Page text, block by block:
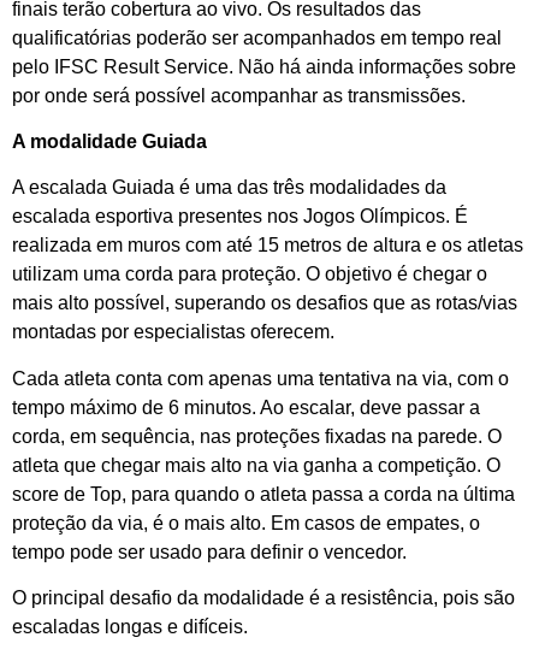
finais terão cobertura ao vivo. Os resultados das
qualificatórias poderão ser acompanhados em tempo real
pelo IFSC Result Service. Não há ainda informações sobre
por onde será possível acompanhar as transmissões.
A modalidade Guiada
A escalada Guiada é uma das três modalidades da
escalada esportiva presentes nos Jogos Olímpicos. É
realizada em muros com até 15 metros de altura e os atletas
utilizam uma corda para proteção. O objetivo é chegar o
mais alto possível, superando os desafios que as rotas/vias
montadas por especialistas oferecem.
Cada atleta conta com apenas uma tentativa na via, com o
tempo máximo de 6 minutos. Ao escalar, deve passar a
corda, em sequência, nas proteções fixadas na parede. O
atleta que chegar mais alto na via ganha a competição. O
score de Top, para quando o atleta passa a corda na última
proteção da via, é o mais alto. Em casos de empates, o
tempo pode ser usado para definir o vencedor.
O principal desafio da modalidade é a resistência, pois são
escaladas longas e difíceis.